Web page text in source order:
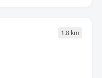
1.8 km